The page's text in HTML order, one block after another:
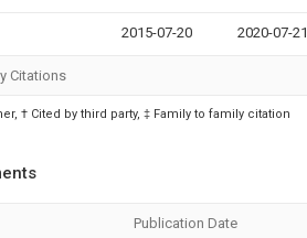
2015-07-20 2020-07-21
Citations
† Cited by third party, ‡ Family to family citation
Publication Date